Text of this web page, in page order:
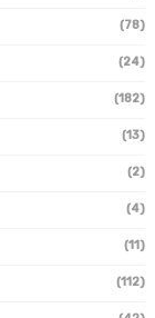
(78)
(24)
(182)
(13)
(2)
(4)
(11)
(112)